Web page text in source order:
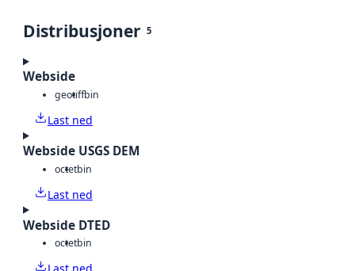
Distribusjoner 5
Webside
geotiffbin
Last ned
Webside USGS DEM
octetbin
Last ned
Webside DTED
octetbin